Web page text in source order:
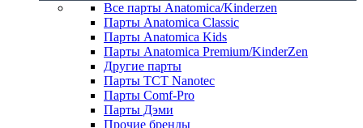
Все парты Anatomica/Kinderzen
Парты Anatomica Classic
Парты Anatomica Kids
Парты Anatomica Premium/KinderZen
Другие парты
Парты TCT Nanotec
Парты Comf-Pro
Парты Дэми
Прочие бренды